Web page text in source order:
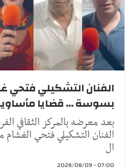
الفنان التشكيلي
بسوسة ... قضايا
بعد معرضه بالمركز الثقافي
الفنان التشكيلي فتحي
ال
07:00 - 2026/08/09